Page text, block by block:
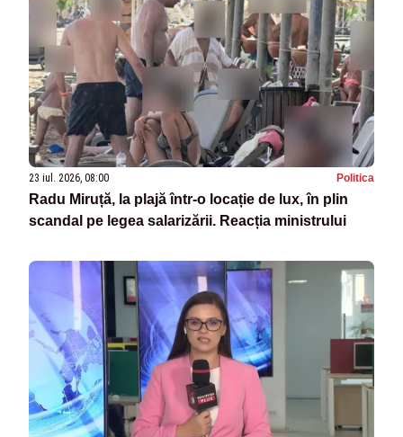
23 iul. 2026, 08:00 Politica
Radu Miruță, la plajă într-o locație de lux, în plin
scandal pe legea salarizării. Reacția ministrului